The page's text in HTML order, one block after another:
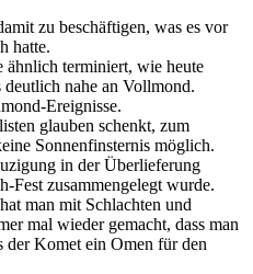
zu beschäftigen, was es vor
hatte.
ähnlich terminiert, wie heute
deutlich nahe an Vollmond.
Ereignisse.
glauben schenkt, zum
Sonnenfinsternis möglich.
in der Überlieferung
Fest zusammengelegt wurde.
man mit Schlachten und
mal wieder gemacht, dass man
der Komet ein Omen für den